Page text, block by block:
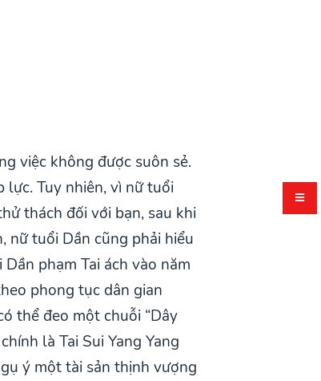
việc không được suôn sẻ.
lực. Tuy nhiên, vì nữ tuổi
thách đối với bạn, sau khi
nữ tuổi Dần cũng phải hiểu
phạm Tai ách vào năm
phong tục dân gian
thể đeo một chuỗi “Dây
là Tai Sui Yang Yang
ý một tài sản thịnh vượng